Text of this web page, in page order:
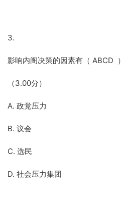
3.
影响内阁决策的因素有（ ABCD ）
（3.00分）
A. 政党压力
B. 议会
C. 选民
D. 社会压力集团